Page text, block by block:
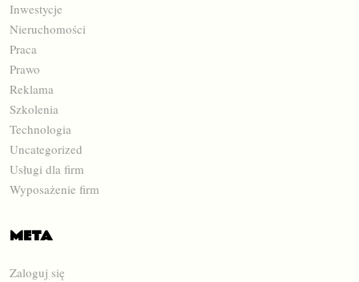
Inwestycje
Nieruchomości
Praca
Prawo
Reklama
Szkolenia
Technologia
Uncategorized
Usługi dla firm
Wyposażenie firm
META
Zaloguj się